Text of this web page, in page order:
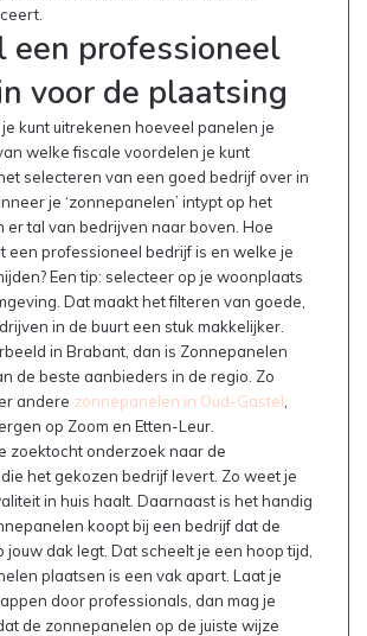
een professioneel
voor de plaatsing
kunt uitrekenen hoeveel panelen je
welke fiscale voordelen je kunt
selecteren van een goed bedrijf over in
je ‘zonnepanelen’ intypt op het
er tal van bedrijven naar boven. Hoe
een professioneel bedrijf is en welke je
Een tip: selecteer op je woonplaats
Dat maakt het filteren van goede,
in de buurt een stuk makkelijker.
in Brabant, dan is Zonnepanelen
de beste aanbieders in de regio. Zo
andere zonnepanelen in Oud-Gastel
op Zoom en Etten-Leur.
zoektocht onderzoek naar de
het gekozen bedrijf levert. Zo weet je
in huis haalt. Daarnaast is het handig
koopt bij een bedrijf dat de
jouw dak legt. Dat scheelt je een hoop tijd,
plaatsen is een vak apart. Laat je
door professionals, dan mag je
de zonnepanelen op de juiste wijze